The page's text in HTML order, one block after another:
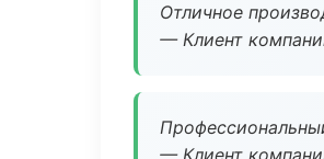
Отличное
— Клиент
— Клиент